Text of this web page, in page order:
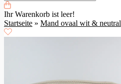
Ihr Warenkorb ist leer!
Startseite » Mand ovaal wit & neutral